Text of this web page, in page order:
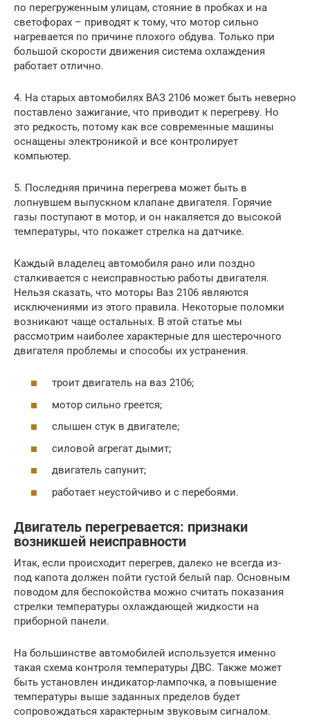
по перегруженным улицам, стояние в пробках и на
светофорах – приводят к тому, что мотор сильно
нагревается по причине плохого обдува. Только при
большой скорости движения система охлаждения
работает отлично.
4. На старых автомобилях ВАЗ 2106 может быть неверно
поставлено зажигание, что приводит к перегреву. Но
это редкость, потому как все современные машины
оснащены электроникой и все контролирует
компьютер.
5. Последняя причина перегрева может быть в
лопнувшем выпускном клапане двигателя. Горячие
газы поступают в мотор, и он накаляется до высокой
температуры, что покажет стрелка на датчике.
Каждый владелец автомобиля рано или поздно
сталкивается с неисправностью работы двигателя.
Нельзя сказать, что моторы Ваз 2106 являются
исключениями из этого правила. Некоторые поломки
возникают чаще остальных. В этой статье мы
рассмотрим наиболее характерные для шестерочного
двигателя проблемы и способы их устранения.
троит двигатель на ваз 2106;
мотор сильно греется;
слышен стук в двигателе;
силовой агрегат дымит;
двигатель сапунит;
работает неустойчиво и с перебоями.
Двигатель перегревается: признаки
возникшей неисправности
Итак, если происходит перегрев, далеко не всегда из-
под капота должен пойти густой белый пар. Основным
поводом для беспокойства можно считать показания
стрелки температуры охлаждающей жидкости на
приборной панели.
На большинстве автомобилей используется именно
такая схема контроля температуры ДВС. Также может
быть установлен индикатор-лампочка, а повышение
температуры выше заданных пределов будет
сопровождаться характерным звуковым сигналом.